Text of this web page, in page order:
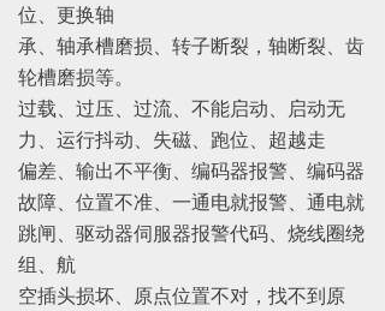
位、更换轴
承、轴承槽磨损、转子断裂，轴断裂、齿
轮槽磨损等。
过载、过压、过流、不能启动、启动无
力、运行抖动、失磁、跑位、超越走
偏差、输出不平衡、编码器报警、编码器
故障、位置不准、一通电就报警、通电就
跳闸、驱动器伺服器报警代码、烧线圈绕
组、航
空插头损坏、原点位置不对，找不到原